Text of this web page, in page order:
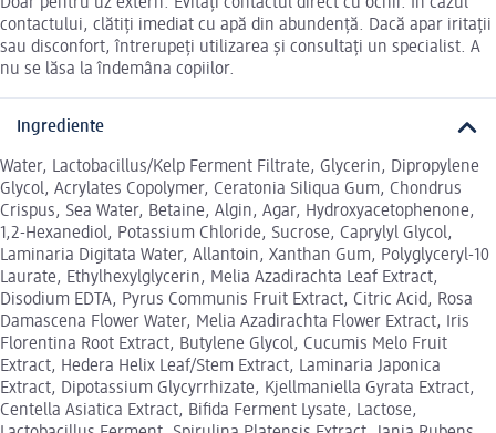
contactului, clătiți imediat cu apă din abundență. Dacă apar iritații
sau disconfort, întrerupeți utilizarea și consultați un specialist. A
nu se lăsa la îndemâna copiilor.
Ingrediente
Water, Lactobacillus/Kelp Ferment Filtrate, Glycerin, Dipropylene
Glycol, Acrylates Copolymer, Ceratonia Siliqua Gum, Chondrus
Crispus, Sea Water, Betaine, Algin, Agar, Hydroxyacetophenone,
1,2-Hexanediol, Potassium Chloride, Sucrose, Caprylyl Glycol,
Laminaria Digitata Water, Allantoin, Xanthan Gum, Polyglyceryl-10
Laurate, Ethylhexylglycerin, Melia Azadirachta Leaf Extract,
Disodium EDTA, Pyrus Communis Fruit Extract, Citric Acid, Rosa
Damascena Flower Water, Melia Azadirachta Flower Extract, Iris
Florentina Root Extract, Butylene Glycol, Cucumis Melo Fruit
Extract, Hedera Helix Leaf/Stem Extract, Laminaria Japonica
Extract, Dipotassium Glycyrrhizate, Kjellmaniella Gyrata Extract,
Centella Asiatica Extract, Bifida Ferment Lysate, Lactose,